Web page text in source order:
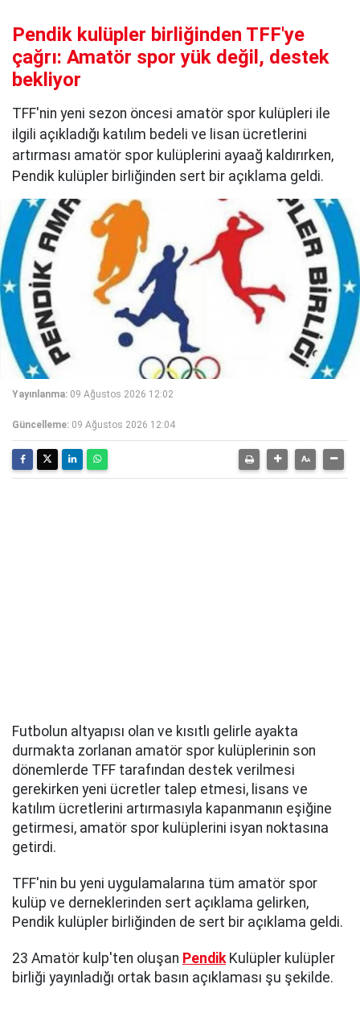
Pendik kulüpler birliğinden TFF'ye
çağrı: Amatör spor yük değil, destek
bekliyor
TFF'nin yeni sezon öncesi amatör spor kulüpleri ile
ilgili açıkladığı katılım bedeli ve lisan ücretlerini
artırması amatör spor kulüplerini ayaağ kaldırırken,
Pendik kulüpler birliğinden sert bir açıklama geldi.
Yayınlanma: 09 Ağustos 2026 12:02
Güncelleme: 09 Ağustos 2026 12:04
Futbolun altyapısı olan ve kısıtlı gelirle ayakta
durmakta zorlanan amatör spor kulüplerinin son
dönemlerde TFF tarafından destek verilmesi
gerekirken yeni ücretler talep etmesi, lisans ve
katılım ücretlerini artırmasıyla kapanmanın eşiğine
getirmesi, amatör spor kulüplerini isyan noktasına
getirdi.
TFF'nin bu yeni uygulamalarına tüm amatör spor
kulüp ve derneklerinden sert açıklama gelirken,
Pendik kulüpler birliğinden de sert bir açıklama geldi.
23 Amatör kulp'ten oluşan Pendik Kulüpler kulüpler
birliği yayınladığı ortak basın açıklaması şu şekilde.